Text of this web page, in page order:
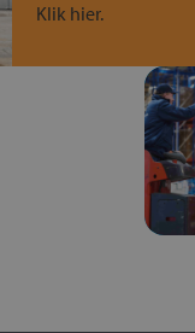
Klik hier.